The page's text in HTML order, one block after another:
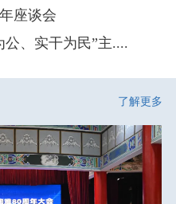
座谈会
、实干为民”主....
了解更多